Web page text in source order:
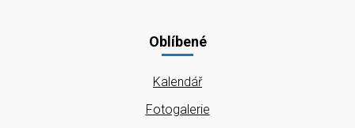
Oblíbené
Kalendář
Fotogalerie